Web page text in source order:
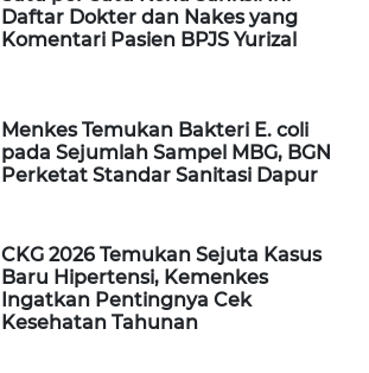
Daftar Dokter dan Nakes yang
Komentari Pasien BPJS Yurizal
Menkes Temukan Bakteri E. coli
pada Sejumlah Sampel MBG, BGN
Perketat Standar Sanitasi Dapur
CKG 2026 Temukan Sejuta Kasus
Baru Hipertensi, Kemenkes
Ingatkan Pentingnya Cek
Kesehatan Tahunan